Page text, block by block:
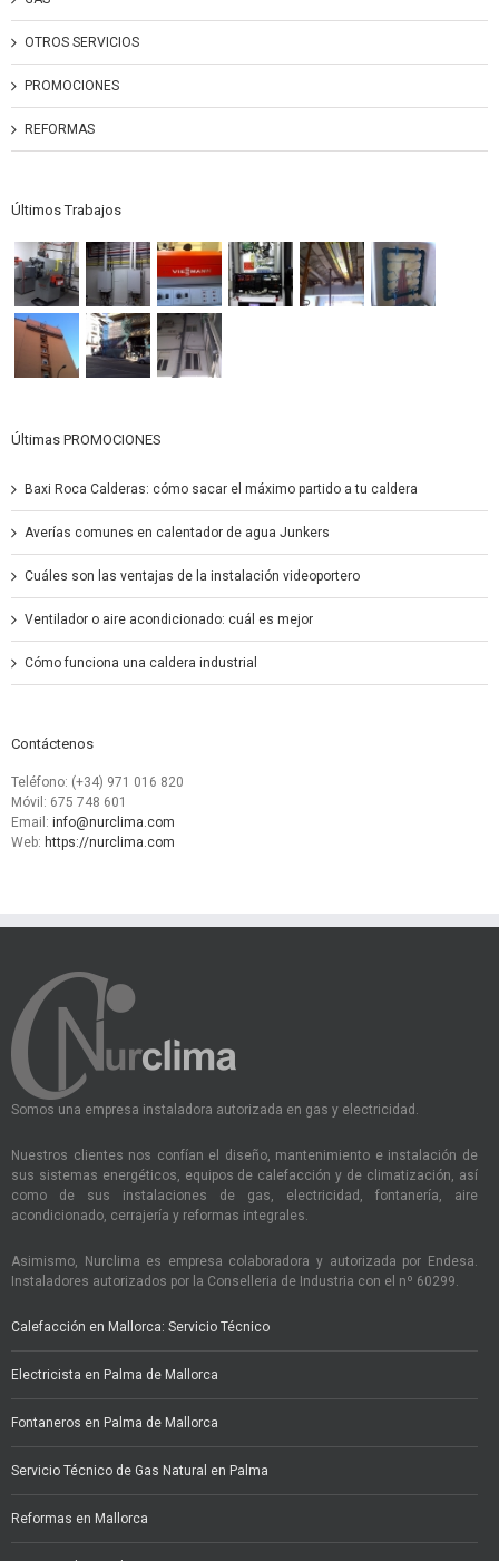
OTROS SERVICIOS
PROMOCIONES
REFORMAS
Últimos Trabajos
Últimas PROMOCIONES
Baxi Roca Calderas: cómo sacar el máximo partido a tu caldera
Averías comunes en calentador de agua Junkers
Cuáles son las ventajas de la instalación videoportero
Ventilador o aire acondicionado: cuál es mejor
Cómo funciona una caldera industrial
Contáctenos
Teléfono: (+34) 971 016 820
Móvil: 675 748 601
Email: info@nurclima.com
Web: https://nurclima.com
Somos una empresa instaladora autorizada en gas y electricidad.
Nuestros clientes nos confían el diseño, mantenimiento e instalación de
sus sistemas energéticos, equipos de calefacción y de climatización, así
como de sus instalaciones de gas, electricidad, fontanería, aire
acondicionado, cerrajería y reformas integrales.
Asimismo, Nurclima es empresa colaboradora y autorizada por Endesa.
Instaladores autorizados por la Conselleria de Industria con el nº 60299.
Calefacción en Mallorca: Servicio Técnico
Electricista en Palma de Mallorca
Fontaneros en Palma de Mallorca
Servicio Técnico de Gas Natural en Palma
Reformas en Mallorca